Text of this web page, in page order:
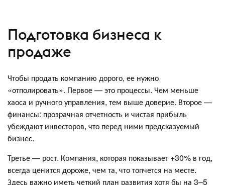
Подготовка бизнеса к
продаже
Чтобы продать компанию дорого, ее нужно
«отполировать». Первое — это процессы. Чем меньше
хаоса и ручного управления, тем выше доверие. Второе —
финансы: прозрачная отчетность и чистая прибыль
убеждают инвесторов, что перед ними предсказуемый
бизнес.
Третье — рост. Компания, которая показывает +30% в год,
всегда ценится дороже, чем та, что топчется на месте.
Здесь важно иметь четкий план развития хотя бы на 3–5